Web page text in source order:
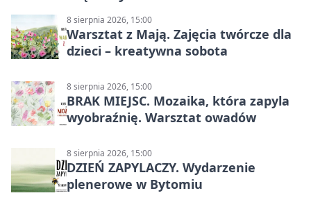
8 sierpnia 2026, 15:00
Warsztat z Mają. Zajęcia twórcze dla
dzieci – kreatywna sobota
8 sierpnia 2026, 15:00
BRAK MIEJSC. Mozaika, która zapyla
wyobraźnię. Warsztat owadów
8 sierpnia 2026, 15:00
DZIEŃ ZAPYLACZY. Wydarzenie
plenerowe w Bytomiu